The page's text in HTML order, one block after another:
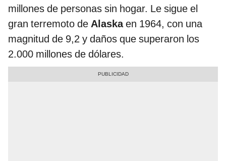
millones de personas sin hogar. Le sigue el
gran terremoto de Alaskaen 1964, con una
magnitud de 9,2 y daños que superaron los
2.000 millones de dólares.